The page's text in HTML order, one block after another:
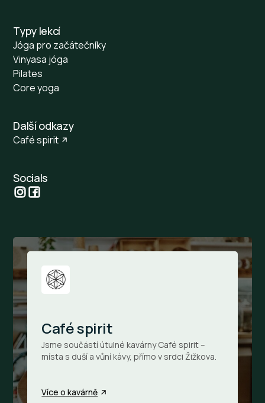
Typy lekcí
Jóga pro začátečníky
Vinyasa jóga
Pilates
Core yoga
Další odkazy
Café spirit
Socials
Café spirit
Jsme součástí útulné kavárny Café spirit –
místa s duší a vůní kávy, přímo v srdci Žižkova.
Více o kavárně